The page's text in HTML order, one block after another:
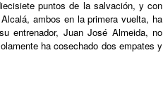
puntos de la salvación, y con
ambos en la primera vuelta, ha
entrenador, Juan José Almeida, no
ha cosechado dos empates y